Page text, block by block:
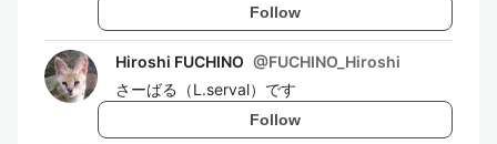
Follow
Hiroshi FUCHINO @FUCHINO_Hiroshi
さーばる（L.serval）です
Follow